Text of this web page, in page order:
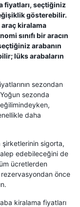
fiyatları, seçtiğiniz
gösterebilir.
kiralama
sınıfı bir aracın
arabanın
lüks arabaların
sezondan
sezonda
daha
sigorta,
edebileceğini de
ücretlerden
önce
kiralama fiyatları